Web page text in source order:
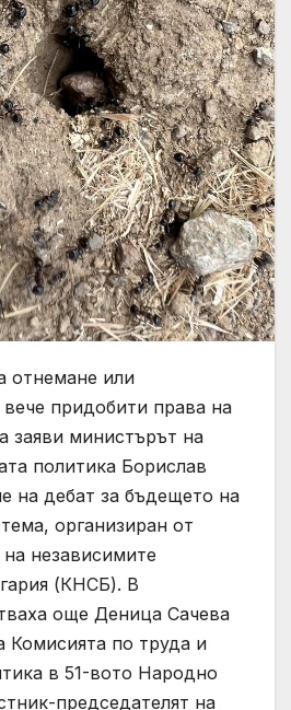
отнемане или
придобити права на
заяви министърът на
политика Борислав
на дебат за бъдещето на
организиран от
независимите
(КНСБ). В
още Деница Сачева
Комисията по труда и
в 51-вото Народно
председателят на